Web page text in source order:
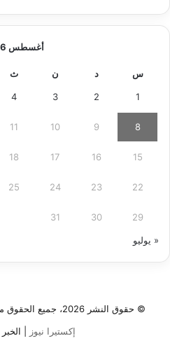
أغسطس 2026
س د ن ث
1
2
3
4
8
9
10
11
15
16
17
18
22
23
24
25
29
30
31
« يوليو
© حقوق النشر 2026، جميع الحقوق محفوظة |
إكستيرا نيوز
|